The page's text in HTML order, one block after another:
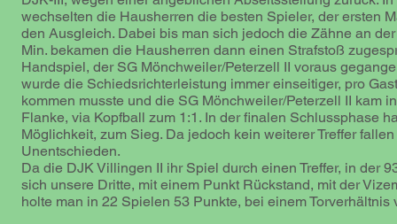
wechselten die Hausherren die besten Spieler, der ersten
den Ausgleich. Dabei bis man sich jedoch die Zähne an
Min. bekamen die Hausherren dann einen Strafstoß
Handspiel, der SG Mönchweiler/Peterzell II voraus
wurde die Schiedsrichterleistung immer einseitiger, pro
kommen musste und die SG Mönchweiler/Peterzell II kam
Flanke, via Kopfball zum 1:1. In der finalen Schlussphase
Möglichkeit, zum Sieg. Da jedoch kein weiterer Treffer
Unentschieden.
Da die DJK Villingen II ihr Spiel durch einen Treffer, in der
sich unsere Dritte, mit einem Punkt Rückstand, mit der
holte man in 22 Spielen 53 Punkte, bei einem Torverhältnis